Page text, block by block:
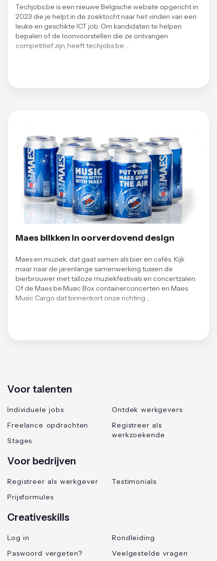
Techjobs.be is een nieuwe Belgische website opgericht in
2023 die je helpt in de zoektocht naar het vinden van een
leuke en geschikte ICT job. Om kandidaten te helpen
bepalen of de loonvoorstellen die ze ontvangen
competitief zijn, heeft techjobs.be …
Maes blikken in oorverdovend design
Maes en muziek, dat gaat samen als bier en cafés. Kijk
maar naar de jarenlange samenwerking tussen de
bierbrouwer met talloze muziekfestivals en concertzalen.
Of de Maes be.Music Box containerconcerten en Maes
Music Cargo dat binnenkort onze richting …
Voor talenten
Individuele jobs
Freelance opdrachten
Stages
Ontdek werkgevers
Registreer als
werkzoekende
Voor bedrijven
Registreer als werkgever
Prijsformules
Testimonials
Creativeskills
Log in
Paswoord vergeten?
Rondleiding
Veelgestelde vragen